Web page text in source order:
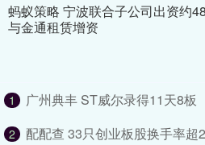
蚂蚁策略 宁波联合子公司出资约
与金通租赁增资
1 广州典丰 ST威尔录得11天8板
2 配配查 33只创业板股换手率超